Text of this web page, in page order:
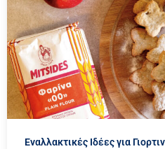
Εναλλακτικές Ιδέες για